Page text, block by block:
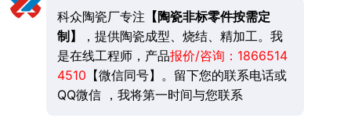
科众陶瓷厂专注 【陶瓷非标零件按需定
制】
，提供陶瓷成型、烧结、精加工。我
是在线工程师，产品报价/咨询： 1866514
4510 【微信同号】。留下您的联系电话或
QQ微信 ，我将第一时间与您联系